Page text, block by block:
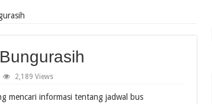
2,189 Views
mencari informasi tentang jadwal bus